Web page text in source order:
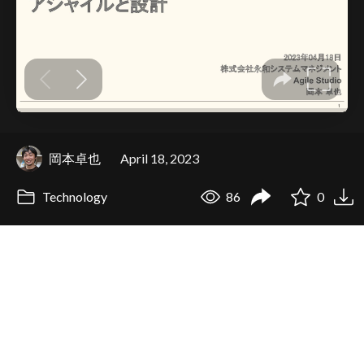
岡本卓也 April 18, 2023
Technology 86 0